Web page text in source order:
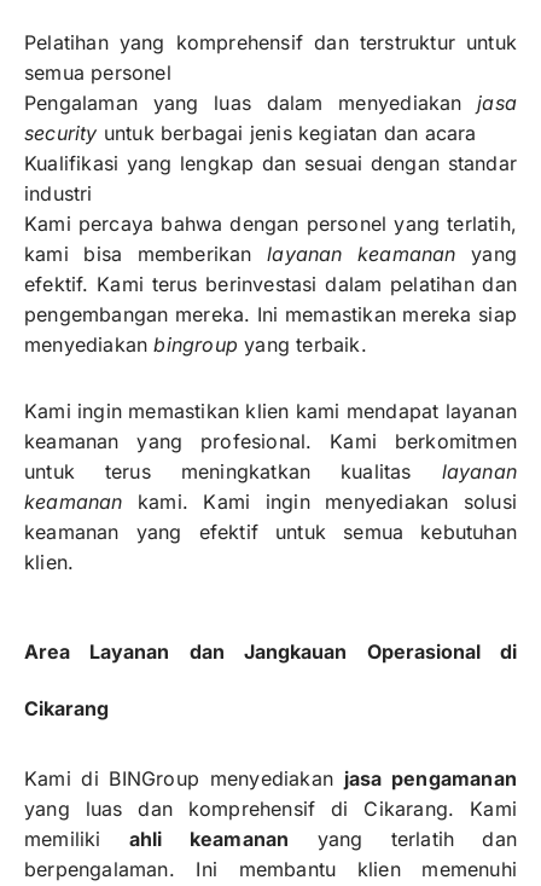
Pelatihan yang komprehensif dan terstruktur untuk
semua personel
Pengalaman yang luas dalam menyediakanjasa
security untuk berbagai jenis kegiatan dan acara
Kualifikasi yang lengkap dan sesuai dengan standar
industri
Kami percaya bahwa dengan personel yang terlatih,
kami bisa memberikanlayanan keamanan yang
efektif. Kami terus berinvestasi dalam pelatihan dan
pengembangan mereka. Ini memastikan mereka siap
menyediakanbingroup yang terbaik.
Kami ingin memastikan klien kami mendapat layanan
keamanan yang profesional. Kami berkomitmen
untuk terus meningkatkan kualitas layanan
keamanan kami. Kami ingin menyediakan solusi
keamanan yang efektif untuk semua kebutuhan
klien.
Area Layanan dan Jangkauan Operasional di
Cikarang
Kami di BINGroup menyediakan jasa pengamanan
yang luas dan komprehensif di Cikarang. Kami
memiliki ahli keamanan yang terlatih dan
berpengalaman. Ini membantu klien memenuhi